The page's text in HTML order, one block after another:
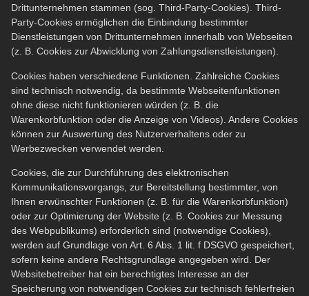
Drittunternehmen stammen (sog. Third-Party-Cookies). Third-
Party-Cookies ermöglichen die Einbindung bestimmter
Dienstleistungen von Drittunternehmen innerhalb von Webseiten
(z. B. Cookies zur Abwicklung von Zahlungsdienstleistungen).
Cookies haben verschiedene Funktionen. Zahlreiche Cookies
sind technisch notwendig, da bestimmte Webseitenfunktionen
ohne diese nicht funktionieren würden (z. B. die
Warenkorbfunktion oder die Anzeige von Videos). Andere Cookies
können zur Auswertung des Nutzerverhaltens oder zu
Werbezwecken verwendet werden.
Cookies, die zur Durchführung des elektronischen
Kommunikationsvorgangs, zur Bereitstellung bestimmter, von
Ihnen erwünschter Funktionen (z. B. für die Warenkorbfunktion)
oder zur Optimierung der Website (z. B. Cookies zur Messung
des Webpublikums) erforderlich sind (notwendige Cookies),
werden auf Grundlage von Art. 6 Abs. 1 lit. f DSGVO gespeichert,
sofern keine andere Rechtsgrundlage angegeben wird. Der
Websitebetreiber hat ein berechtigtes Interesse an der
Speicherung von notwendigen Cookies zur technisch fehlerfreien